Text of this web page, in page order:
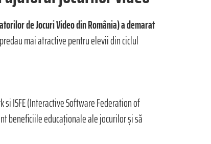
de Jocuri Video din România) a demarat
mai atractive pentru elevii din ciclul
ISFE (Interactive Software Federation of
beneficiile educaționale ale jocurilor și să